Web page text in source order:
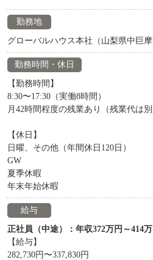
勤務地
グローバルハウス本社（山梨県中巨摩
勤務時間・休日
【勤務時間】
8:30〜17:30（実働8時間）
月42時間程度の残業あり（残業代は別
【休日】
日曜、その他（年間休日120日）
GW
夏季休暇
年末年始休暇
給与
正社員（中途）：年収372万円～414万
【給与】
282,730円〜337,830円